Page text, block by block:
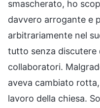
smascherato, ho
davvero arrogante e
arbitrariamente nel
tutto senza discutere
collaboratori.
aveva cambiato
lavoro della chiesa.